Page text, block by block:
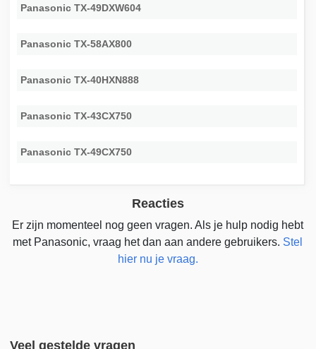
Panasonic TX-49DXW604
Panasonic TX-58AX800
Panasonic TX-40HXN888
Panasonic TX-43CX750
Panasonic TX-49CX750
Reacties
Er zijn momenteel nog geen vragen. Als je hulp nodig hebt
met Panasonic, vraag het dan aan andere gebruikers. Stel
hier nu je vraag.
Veel gestelde vragen